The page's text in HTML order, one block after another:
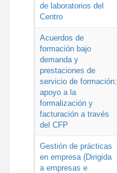
de laboratorios del
Centro
Acuerdos de
formación bajo
demanda y
prestaciones de
servicio de formación:
apoyo a la
formalización y
facturación a través
del CFP
Gestión de prácticas
en empresa (Dirigida
a empresas e